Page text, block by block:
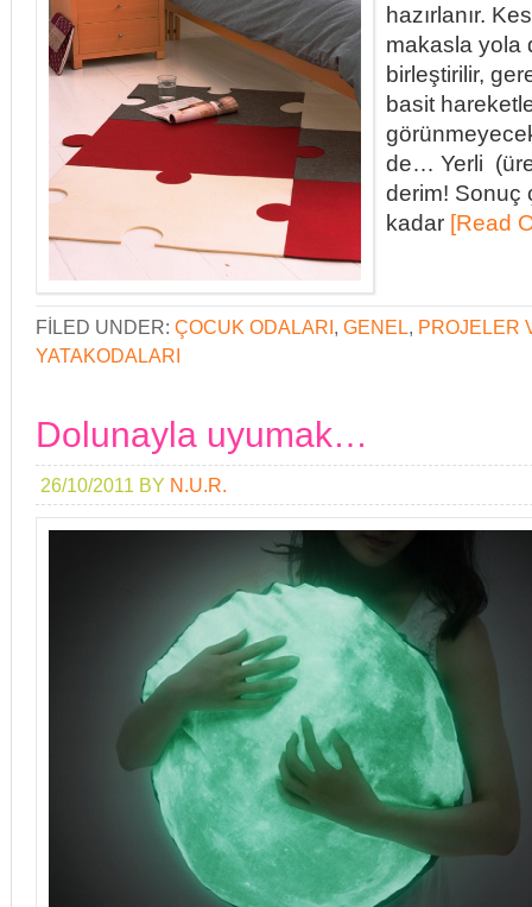
hazırlanır.
makasla yola
birleştirilir,
basit
de… Yerli
derim! Sonuç
kadar [Read
FILED UNDER: ÇOCUK ODALARI, GENEL, PROJELER
YATAKODALARI
Dolunayla uyumak…
26/10/2011 BY N.U.R.